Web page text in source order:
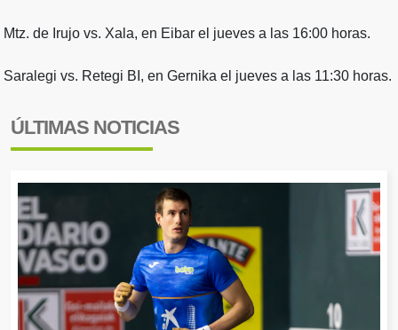
Mtz. de Irujo vs. Xala, en Eibar el jueves a las 16:00 horas.
Saralegi vs. Retegi BI, en Gernika el jueves a las 11:30 horas.
ÚLTIMAS NOTICIAS